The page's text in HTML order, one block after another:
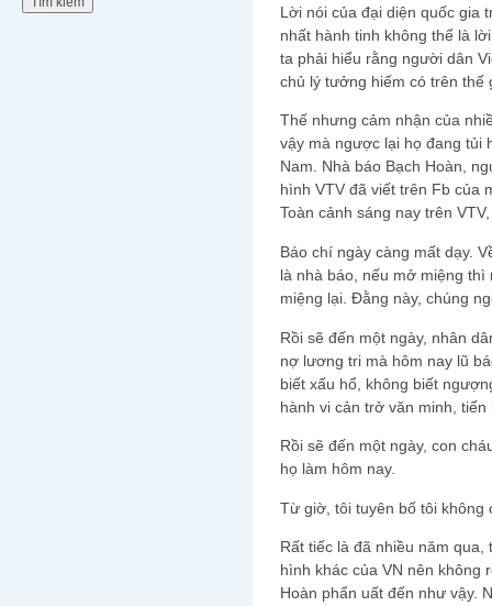
Lời nói của đại diện quốc gia
nhất hành tinh không thể là
ta phải hiểu rằng người dân
chủ lý tưởng hiếm có trên thế
Thế nhưng cảm nhận của
vậy mà ngược lại họ đang tủi
Nam. Nhà báo Bạch Hoàn,
hình VTV đã viết trên Fb của
Toàn cảnh sáng nay trên
Báo chí ngày càng mất dạy.
là nhà báo, nếu mở miệng
miệng lại. Đằng này, chúng
Rồi sẽ đến một ngày, nhân
nợ lương tri mà hôm nay lũ
biết xấu hổ, không biết
hành vi cản trở văn minh, tiến
Rồi sẽ đến một ngày, con
họ làm hôm nay.
Từ giờ, tôi tuyên bố tôi không
Rất tiếc là đã nhiều năm
hình khác của VN nên không
Hoàn phẩn uất đến như vậy.